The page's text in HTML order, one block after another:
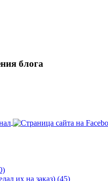
блога
их на заказ) (45)